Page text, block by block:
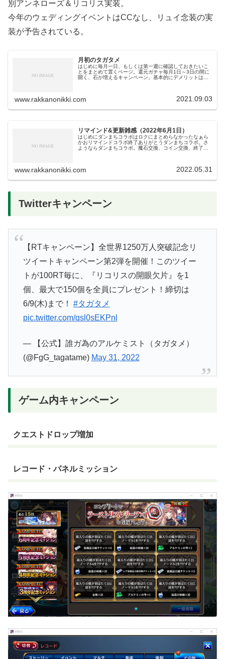
別アンネローズ＆リコリス実装。
今年のウェディングイベントはCCなし、リュイ念装の実
装が予告されている。
月初のタガタメ
はじめに毎月一日、もしくは第一週に確認しておきたいこ
とをまとめて置くページ。還元ガチャ毎月1日～3日の間に
開く、石が増えるキャンペーン。基本的にデメリットはな
www.rakkanonikki.com 2021.09.03
リマインド&更新雑感（2022年6月1日）
はじめにダンまちコラボはロクにまとめらなかったなぁら
かおリマインドコラボ終了ありがとうダンまちコラボ。さ
ようならダンまちコラボ。魔石交換、コイン交換、終了後
www.rakkanonikki.com 2022.05.31
Twitterキャンペーン
【RTキャンペーン】全世界1250万人突破記念リ
ツイートキャンペーン第2弾を開催！このツイー
トが100RT毎に、『リコリスの開眼欠片』を1
個、最大で150個を全員にプレゼント！締切は
6/9(木)まで！ #タガタメ
pic.twitter.com/qsl0sEKPnl
— 【公式】誰ガ為のアルケミスト（タガタメ）
(@FgG_tagatame) May 31, 2022
ゲーム内キャンペーン
クエストドロップ増加
レコード・パネルミッション